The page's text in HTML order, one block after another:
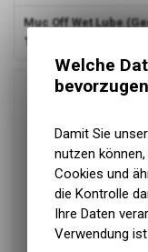
Muc Off Wet Lube
17,99
Welche
Damit Sie
nutzen
Cookies und
die Kontrolle
Ihre Daten
Verwendung